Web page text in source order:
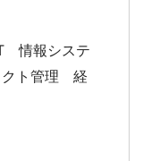
情報システ
クト管理 経